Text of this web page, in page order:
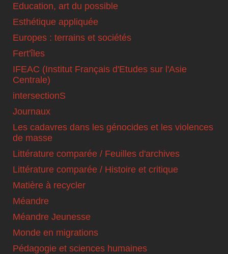
Education, art du possible
Esthétique appliquée
Europes : terrains et sociétés
Fert'îles
IFEAC (Institut Français d'Etudes sur l'Asie
Centrale)
intersectionS
Journaux
Les cadavres dans les génocides et les violences
de masse
Littérature comparée / Feuilles d'archives
Littérature comparée / Histoire et critique
Matière à recycler
Méandre
Méandre Jeunesse
Monde en migrations
Pédagogie et sciences humaines